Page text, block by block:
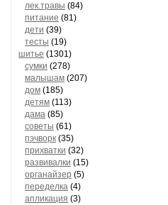
лек.травы (84)
питание (81)
дети (39)
тесты (19)
шитье (1301)
сумки (278)
малышам (207)
дом (185)
детям (113)
дама (85)
советы (61)
пэчворк (35)
прихватки (32)
развивалки (15)
органайзер (5)
переделка (4)
апликация (3)